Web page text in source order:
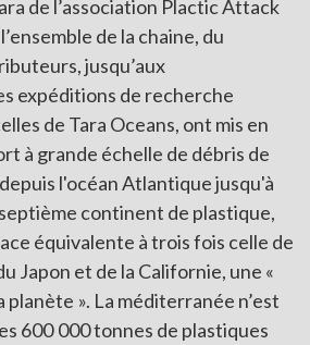
de l’association Plactic Attack
de la chaine, du
jusqu’aux
expéditions de recherche
de Tara Oceans, ont mis en
à grande échelle de débris de
l'océan Atlantique jusqu'à
continent de plastique,
équivalente à trois fois celle de
Japon et de la Californie, une «
». La méditerranée n’est
600 000 tonnes de plastiques